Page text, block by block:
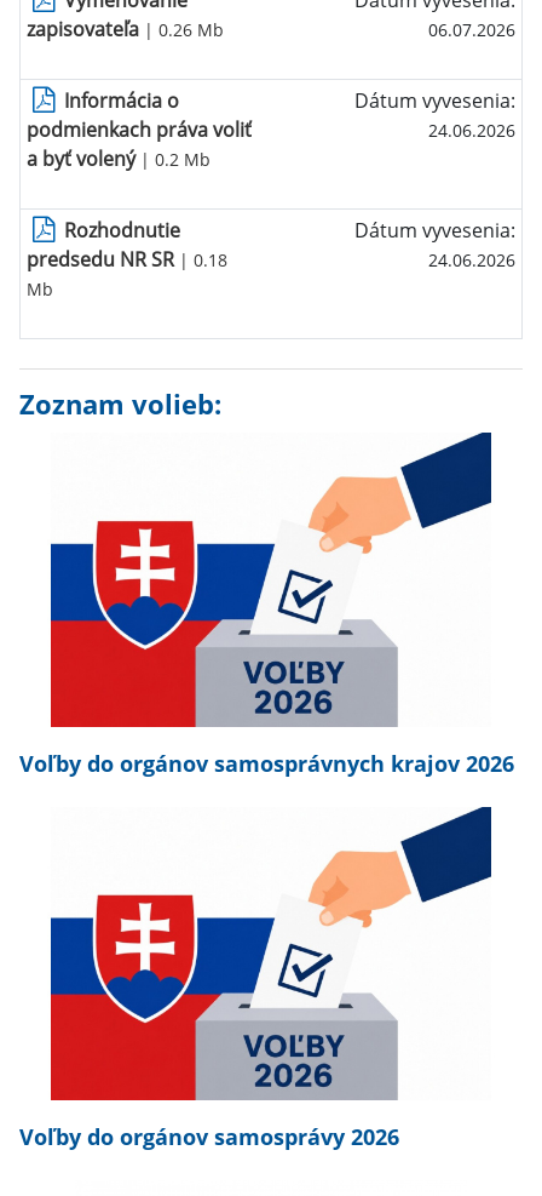
zapisovateľa | 0.26 Mb 06.07.2026
Informácia o
podmienkach práva voliť
a byť volený| 0.2 Mb
Dátum vyvesenia:
24.06.2026
Rozhodnutie
predsedu NR SR| 0.18
Mb
Dátum vyvesenia:
24.06.2026
Zoznam volieb:
Voľby do orgánov samosprávnych krajov 2026
Voľby do orgánov samosprávy 2026